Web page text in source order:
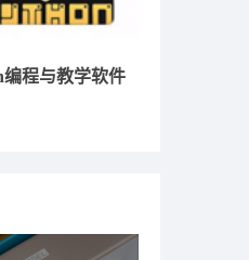
编程与教学软件